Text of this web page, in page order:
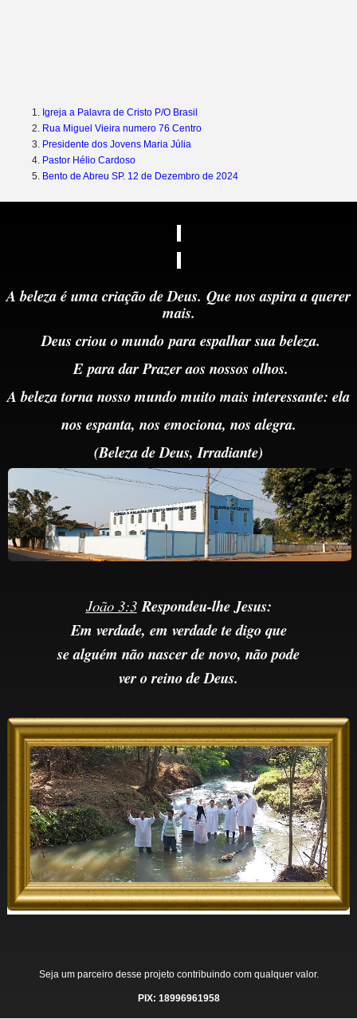
Igreja a Palavra de Cristo P/O Brasil
Rua Miguel Vieira numero 76 Centro
Presidente dos Jovens Maria Júlia
Pastor Hélio Cardoso
Bento de Abreu SP. 12 de Dezembro de 2024
A beleza é uma criação de Deus. Que nos aspira a querer
mais.
Deus criou o mundoparaespalhar sua beleza.
Epara dar Prazer aos nossos olhos.
A beleza torna nosso mundo muito mais interessante: ela
nos espanta, nos emociona, nos alegra.
(Beleza de Deus,Irradiante)
João 3:3 Respondeu-lhe Jesus:
Em verdade, em verdade te digo que
se alguém não nascer de novo, não pode
ver o reino de Deus.
Seja um parceiro desse projeto contribuindo com qualquer valor.
PIX: 18996961958